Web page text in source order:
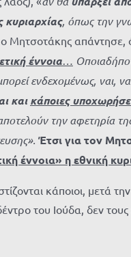
κυριαρχίας, όπως την
Μητσοτάκης απάντησε,
έννοια…
ενδεχομένως, ναι, να
καικάποιες
την αφετηρία
Έτσι για τον
έννοια» η εθνική
κάποιοι, μετά
του Ιούδα, δεν